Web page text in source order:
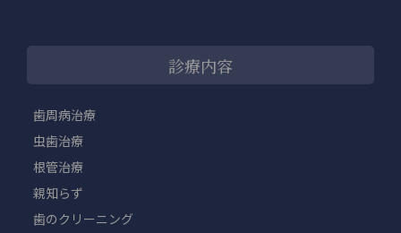
診療内容
歯周病治療
虫歯治療
根管治療
親知らず
歯のクリーニング